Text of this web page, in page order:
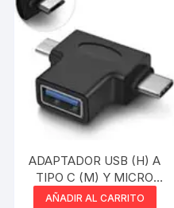
ADAPTADOR USB (H) A
TIPO C (M) Y MICRO
USB (M)
AÑADIR AL CARRITO